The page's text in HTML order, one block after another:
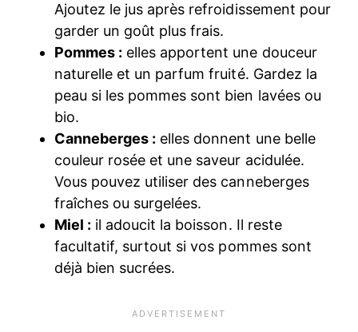
Ajoutez le jus après refroidissement pour
garder un goût plus frais.
Pommes : elles apportent une douceur
naturelle et un parfum fruité. Gardez la
peau si les pommes sont bien lavées ou
bio.
Canneberges : elles donnent une belle
couleur rosée et une saveur acidulée.
Vous pouvez utiliser des canneberges
fraîches ou surgelées.
Miel : il adoucit la boisson. Il reste
facultatif, surtout si vos pommes sont
déjà bien sucrées.